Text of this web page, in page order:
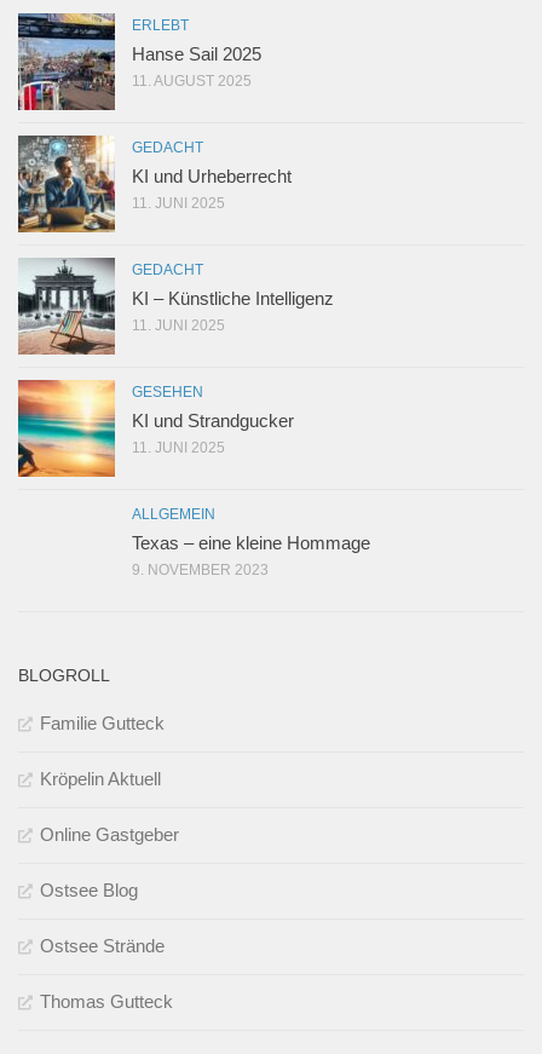
ERLEBT
Hanse Sail 2025
11. AUGUST 2025
GEDACHT
KI und Urheberrecht
11. JUNI 2025
GEDACHT
KI – Künstliche Intelligenz
11. JUNI 2025
GESEHEN
KI und Strandgucker
11. JUNI 2025
ALLGEMEIN
Texas – eine kleine Hommage
9. NOVEMBER 2023
BLOGROLL
Familie Gutteck
Kröpelin Aktuell
Online Gastgeber
Ostsee Blog
Ostsee Strände
Thomas Gutteck